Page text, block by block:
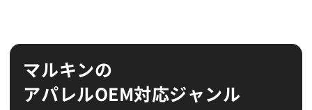
マルキンの
アパレルOEM対応ジャンル